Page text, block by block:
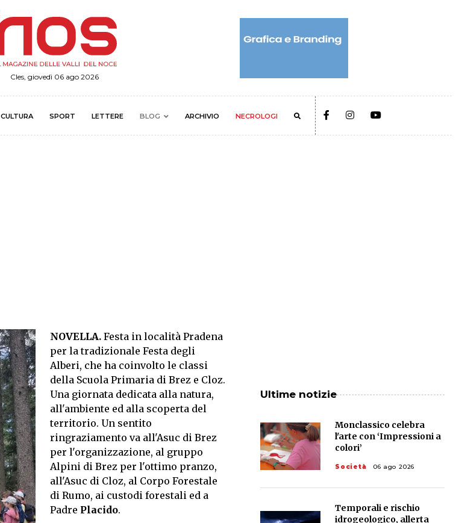
Cles, giovedì 06 ago 2026
CULTURA SPORT LETTERE BLOG ARCHIVIO NECROLOGI
NOVELLA. Festa in località Pradena
per la tradizionale Festa degli
Alberi, che ha coinvolto le classi
della Scuola Primaria di Brez e Cloz.
Una giornata dedicata alla natura,
all'ambiente ed alla scoperta del
territorio. Un sentito
ringraziamento va all'Asuc di Brez
per l'organizzazione, al gruppo
Alpini di Brez per l'ottimo pranzo,
all'Asuc di Cloz, al Corpo Forestale
di Rumo, ai custodi forestali ed a
Padre Placido.
Ultime notizie
Monclassico celebra
l'arte con ‘Impressioni a
colori’
Società 06 ago 2026
Temporali e rischio
idrogeologico, allerta